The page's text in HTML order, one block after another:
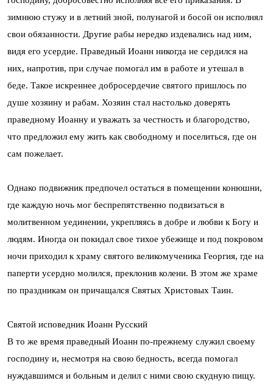
зимнюю стужу и в летний зной, полунагой и босой он исполнял
свои обязанности. Другие рабы нередко издевались над ним,
видя его усердие. Праведный Иоанн никогда не сердился на
них, напротив, при случае помогал им в работе и утешал в
беде. Такое искреннее добросердечие святого пришлось по
душе хозяину и рабам. Хозяин стал настолько доверять
праведному Иоанну и уважать за честность и благородство,
что предложил ему жить как свободному и поселиться, где он
сам пожелает.
Однако подвижник предпочел остаться в помещении конюшни,
где каждую ночь мог беспрепятственно подвизаться в
молитвенном уединении, укрепляясь в добре и любви к Богу и
людям. Иногда он покидал свое тихое убежище и под покровом
ночи приходил к храму святого великомученика Георгия, где на
паперти усердно молился, преклонив колени. В этом же храме
по праздникам он причащался Святых Христовых Таин.
Святой исповедник Иоанн Русский
В то же время праведный Иоанн по-прежнему служил своему
господину и, несмотря на свою бедность, всегда помогал
нуждавшимся и больным и делил с ними свою скудную пищу.